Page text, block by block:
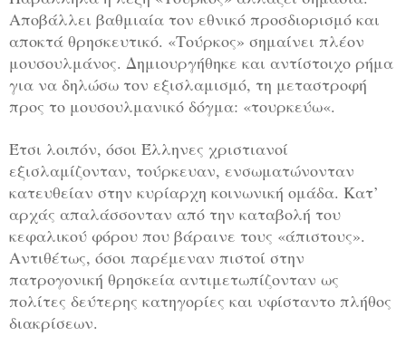
Αποβάλλει βαθμιαία τον εθνικό προσδιορισμό και
αποκτά θρησκευτικό. «Τούρκος» σημαίνει πλέον
μουσουλμάνος. Δημιουργήθηκε και αντίστοιχο ρήμα
για να δηλώσω τον εξισλαμισμό, τη μεταστροφή
προς το μουσουλμανικό δόγμα: «τουρκεύω«.
Έτσι λοιπόν, όσοι Έλληνες χριστιανοί
εξισλαμίζονταν, τούρκευαν, ενσωματώνονταν
κατευθείαν στην κυρίαρχη κοινωνική ομάδα. Κατ’
αρχάς απαλάσσονταν από την καταβολή του
κεφαλικού φόρου που βάραινε τους «άπιστους».
Αντιθέτως, όσοι παρέμεναν πιστοί στην
πατρογονική θρησκεία αντιμετωπίζονταν ως
πολίτες δεύτερης κατηγορίες και υφίσταντο πλήθος
διακρίσεων.